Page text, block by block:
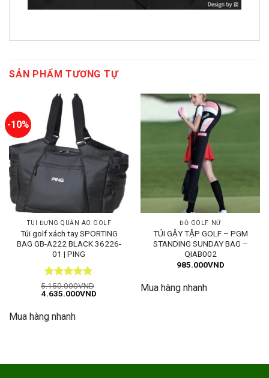
SẢN PHẨM TƯƠNG TỰ
-10%
TÚI ĐỰNG QUẦN ÁO GOLF
Túi golf xách tay SPORTING
BAG GB-A222 BLACK 36226-
01 | PING
Được xếp
hạng55
5.150.000VND
Giá
5.150.000VND.
4.635.000VNDGiá
Mua hàng nhanh
ĐỒ GOLF NỮ
TÚI GẬY TẬP GOLF – PGM
STANDING SUNDAY BAG –
QIAB002
985.000VND
Mua hàng nhanh